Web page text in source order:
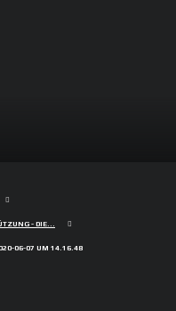
- DIE...
06-07 UM 14.16.48